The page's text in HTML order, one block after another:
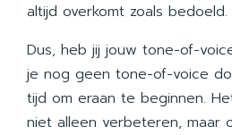
altijd overkomt zoals bedoeld.
Dus, heb jij jouw tone-of-
je nog geen tone-of-voice
tijd om eraan te beginnen.
niet alleen verbeteren, maar